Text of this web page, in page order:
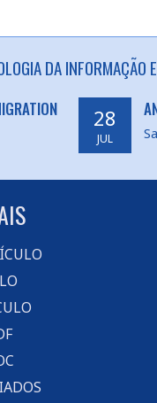
DA INFORMAÇÃO
28
JUL